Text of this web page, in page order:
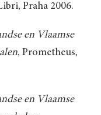
Praha 2006.
en Vlaamse
, Prometheus,
en Vlaamse